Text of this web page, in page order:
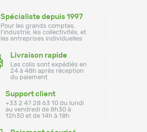
Spécialiste depuis 1997
Pour les grands comptes,
l'industrie, les collectivités, et
les entreprises individuelles
Livraison rapide
Les colis sont expédiés en
24 à 48h après réception
du paiement
Support client
+33 2 47 28 63 10 du lundi
au vendredi de 8h30 à
12h30 et de 14h à 18h